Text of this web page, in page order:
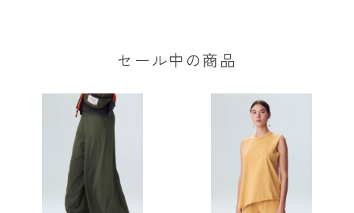
セール中の商品